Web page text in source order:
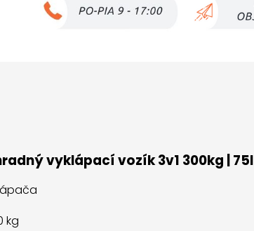
vyklápací vozík 3v1 300kg | 75l
kg